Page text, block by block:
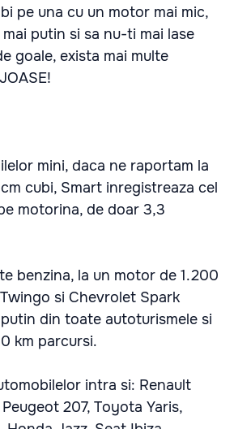
pe una cu un motor mai mic,
putin si sa nu-ti mai lase
goale, exista mai multe
mini, daca ne raportam la
cubi, Smart inregistreaza cel
motorina, de doar 3,3
benzina, la un motor de 1.200
si Chevrolet Spark
din toate autoturismele si
km parcursi.
intra si: Renault
207, Toyota Yaris,